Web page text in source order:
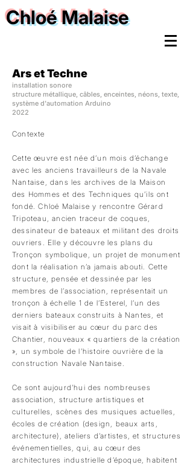
Chloé Malaise
Ars et Techne
installation sonore
structure métallique, câbles, enceintes, néons, texte,
système d'automation Arduino
2022
Contexte
Cette œuvre est née d’un mois d’échange
avec les anciens travailleurs de la Navale
Nantaise, dans les archives de la Maison
des Hommes et des Techniques qu’ils ont
fondé. Chloé Malaise y rencontre Gérard
Tripoteau, ancien traceur de coques,
dessinateur de bateaux et militant des droits
ouvriers. Elle y découvre les plans du
Tronçon symbolique, un projet de monument
dont la réalisation n’a jamais abouti. Cette
structure, pensée et dessinée par les
membres de l’association, représentait un
tronçon à échelle 1 de l’Esterel, l’un des
derniers bateaux construits à Nantes, et
visait à visibiliser au cœur du parc des
Chantier, nouveaux « quartiers de la création
», un symbole de l’histoire ouvrière de la
construction Navale Nantaise.
Ce sont aujourd’hui des nombreuses
association, structure artistiques et
culturelles, scènes des musiques actuelles,
écoles de création (design, beaux arts,
architecture), ateliers d’artistes, et structures
événementielles, qui, au cœur des
architectures industrielle d’époque, habitent